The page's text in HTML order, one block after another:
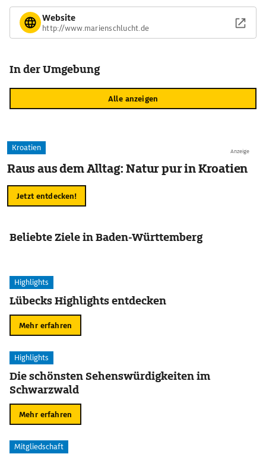
Website
http://www.marienschlucht.de
In der Umgebung
Alle anzeigen
Anzeige
Kroatien
Raus aus dem Alltag: Natur pur in Kroatien
Jetzt entdecken!
Beliebte Ziele in Baden-Württemberg
Highlights
Lübecks Highlights entdecken
Mehr erfahren
Highlights
Die schönsten Sehenswürdigkeiten im
Schwarzwald
Mehr erfahren
Mitgliedschaft